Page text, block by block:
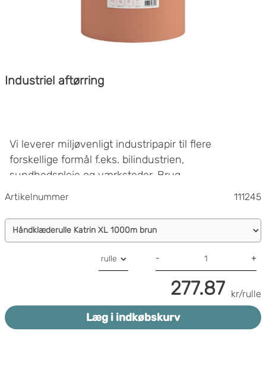
Industriel aftørring
Vi leverer miljøvenligt industripapir til flere
forskellige formål f.eks. bilindustrien,
sundhedspleje og værksteder. Brug
filterfunktionen til venstre for nemt at finde netop
Vi tilbyder også fødevaregodkendt industripapir.
Artikelnummer 111245
- +
277.87 kr/rulle
Læg i indkøbskurv